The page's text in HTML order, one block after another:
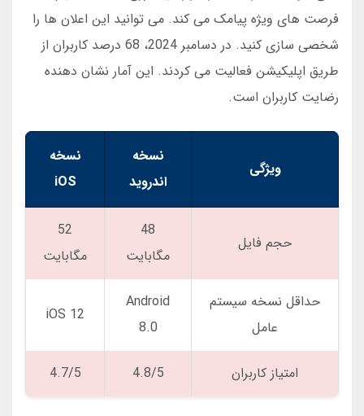
فرصت های ویژه پیامک می کند. می توانید این اعلان ها را
شخصی سازی کنید. در دسامبر 2024، 68 درصد کاربران از
طریق اپلیکیشن فعالیت می کردند. این آمار نشان دهنده
رضایت کاربران است.
ویژگی
نسخه
اندروید
نسخه
iOS
حجم فایل
48
مگابایت
52
مگابایت
حداقل نسخه سیستم
عامل
Android
8.0
iOS 12
امتیاز کاربران 4.8/5
4.7/5